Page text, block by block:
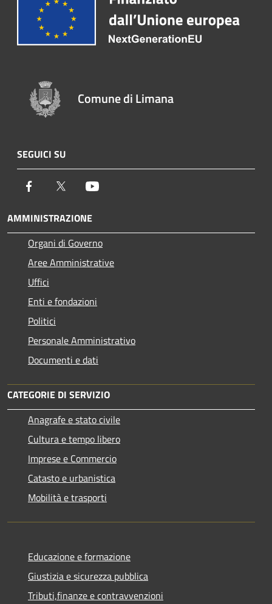
Comune di Limana
SEGUICI SU
Facebook Twitter
AMMINISTRAZIONE
Organi di Governo
Aree Amministrative
Uffici
Enti e fondazioni
Politici
Personale Amministrativo
Documenti e dati
CATEGORIE DI SERVIZIO
Anagrafe e stato civile
Cultura e tempo libero
Imprese e Commercio
Catasto e urbanistica
Mobilità e trasporti
Educazione e formazione
Giustizia e sicurezza pubblica
Tributi,finanze e contravvenzioni